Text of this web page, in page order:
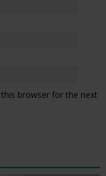
browser for the next